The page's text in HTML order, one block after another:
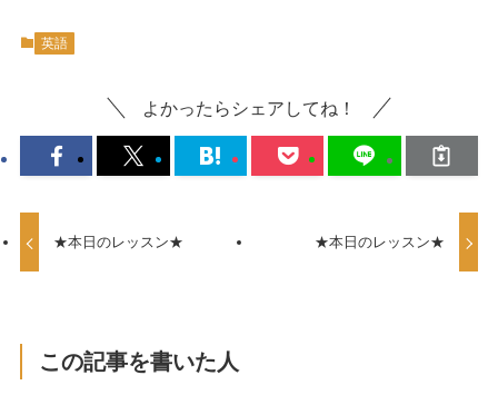
英語
よかったらシェアしてね！
★本日のレッスン★ ★本日のレッスン★
この記事を書いた人